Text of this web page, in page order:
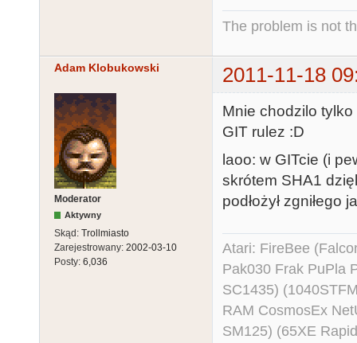
The problem is not
Adam Klobukowski 2011-11-18
Moderator
Aktywny
Skąd: Trollmiasto
Zarejestrowany: 2002-03-10
Posty: 6,036
Mnie chodzilo
GIT rulez :D
laoo: w GITcie (i
skrótem SHA1
podłożył
Atari: FireBee
Pak030 Frak PuPla
SC1435)
RAM CosmosEx
SM125) (65XE